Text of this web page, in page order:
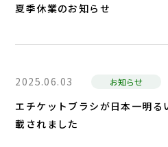
夏季休業のお知らせ
2025.06.03 お知らせ
エチケットブラシが日本一明る
載されました